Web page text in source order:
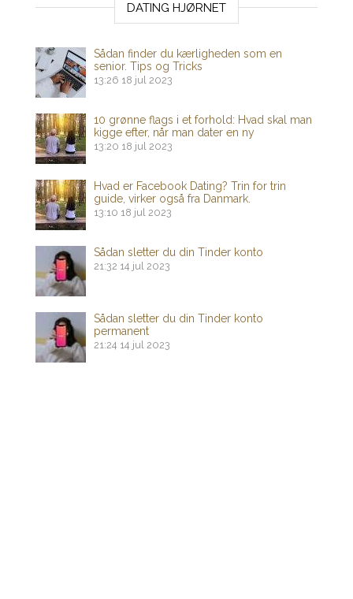
DATING HJØRNET
Sådan finder du kærligheden som en
senior. Tips og Tricks
13:26 18 jul 2023
10 grønne flags i et forhold: Hvad skal man
kigge efter, når man dater en ny
13:20 18 jul 2023
Hvad er Facebook Dating? Trin for trin
guide, virker også fra Danmark.
13:10 18 jul 2023
Sådan sletter du din Tinder konto
21:32 14 jul 2023
Sådan sletter du din Tinder konto
permanent
21:24 14 jul 2023